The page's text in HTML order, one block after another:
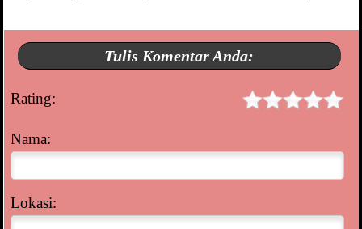
Tulis Komentar Anda:
Rating:
Nama:
Lokasi: